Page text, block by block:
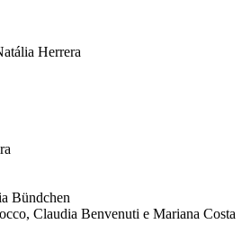
Herrera
Bündchen
Claudia Benvenuti e Mariana Costa